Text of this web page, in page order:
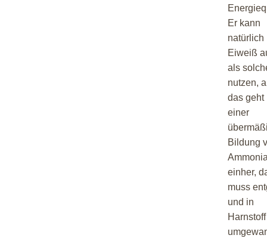
Er kann
natürlich
Eiweiß
als
nutzen,
das geht
einer
Bildung
einher,
muss
und in
Harnstoff